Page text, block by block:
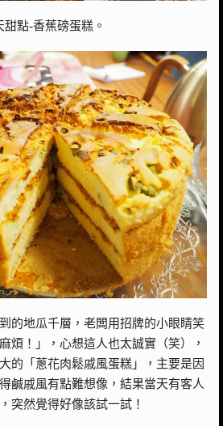
甜點-香蕉磅蛋糕。
的地瓜千層，老闆用招牌的小眼睛笑
煩！」，心想這人也太誠實（笑），
的「蔥花肉鬆戚風蛋糕」，主要是因
鹹戚風有點難想像，結果當天有客人
突然覺得好像該試一試！